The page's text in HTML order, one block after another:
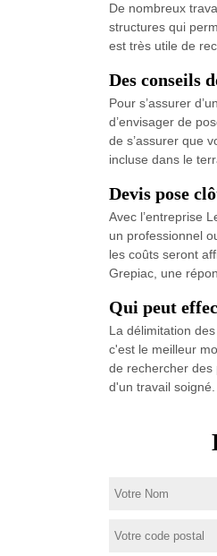
De nombreux
structures qui
est très utile de
Des conseils
Pour s’assurer
d’envisager de
de s’assurer que
incluse dans le
Devis pose
Avec l’entreprise
un professionnel
les coûts seront
Grepiac, une
Qui peut
La délimitation
c'est le meilleur
de rechercher des
d'un travail soigné.